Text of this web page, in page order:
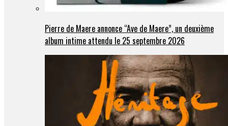
Pierre de Maere annonce “Ave de Maere”, un deuxième
album intime attendu le 25 septembre 2026